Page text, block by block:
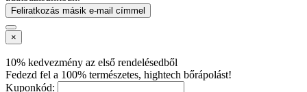
Feliratkozás másik e-mail címmel
×
10% kedvezmény az első rendelésedből
Fedezd fel a 100% természetes, hightech bőrápolást!
Kuponkód: